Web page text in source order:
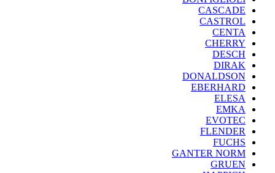
CASCADE
CASTROL
CENTA
CHERRY
DESCH
DIRAK
DONALDSON
EBERHARD
ELESA
EMKA
EVOTEC
FLENDER
FUCHS
GANTER NORM
GRUEN